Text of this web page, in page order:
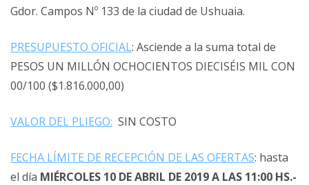
Gdor. Campos Nº 133 de la ciudad de Ushuaia.
PRESUPUESTO OFICIAL: Asciende a la suma total de
PESOS UN MILLÓN OCHOCIENTOS DIECISÉIS MIL CON
00/100 ($1.816.000,00)
VALOR DEL PLIEGO: SIN COSTO
FECHA LÍMITE DE RECEPCIÓN DE LAS OFERTAS: hasta
el día MIÉRCOLES 10 DE ABRIL DE 2019 A LAS 11:00 HS.-